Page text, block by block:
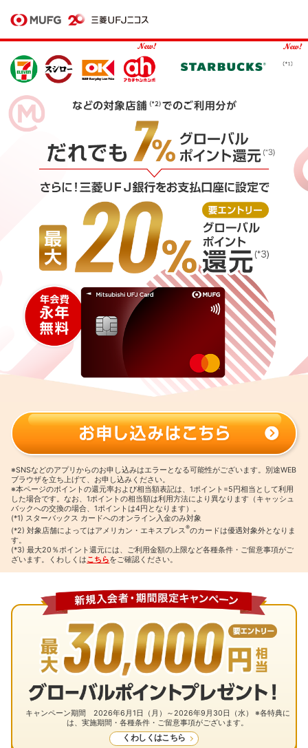
※SNSなどのアプリからのお申し込みはエラーとなる可能性がございます。別途WEB
ブラウザを立ち上げて、お申し込みください。
※本ページのポイントの還元率および相当額表記は、1ポイント=5円相当として利用
した場合です。なお、1ポイントの相当額は利用方法により異なります（キャッシュ
バックへの交換の場合、1ポイントは4円となります）。
(*1) スターバックス カードへのオンライン入金のみ対象
(*2) 対象店舗によってはアメリカン・エキスプレス®のカードは優遇対象外となりま
す。
(*3) 最大20％ポイント還元には、ご利用金額の上限など各種条件・ご留意事項がご
ざいます。くわしくはこちらをご確認ください。
キャンペーン期間 2026年6月1日（月）～2026年9月30日（水） ※各特典に
は、実施期間・各種条件・ご留意事項がございます。
くわしくはこちら